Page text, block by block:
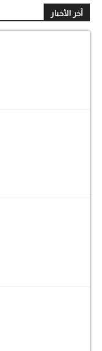
آخر الأخبار